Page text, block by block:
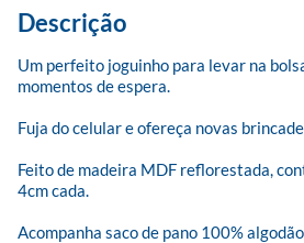
Descrição
Um perfeito joguinho para levar na
momentos de espera.
Fuja do celular e ofereça novas
Feito de madeira MDF reflorestada,
4cm cada.
Acompanha saco de pano 100%